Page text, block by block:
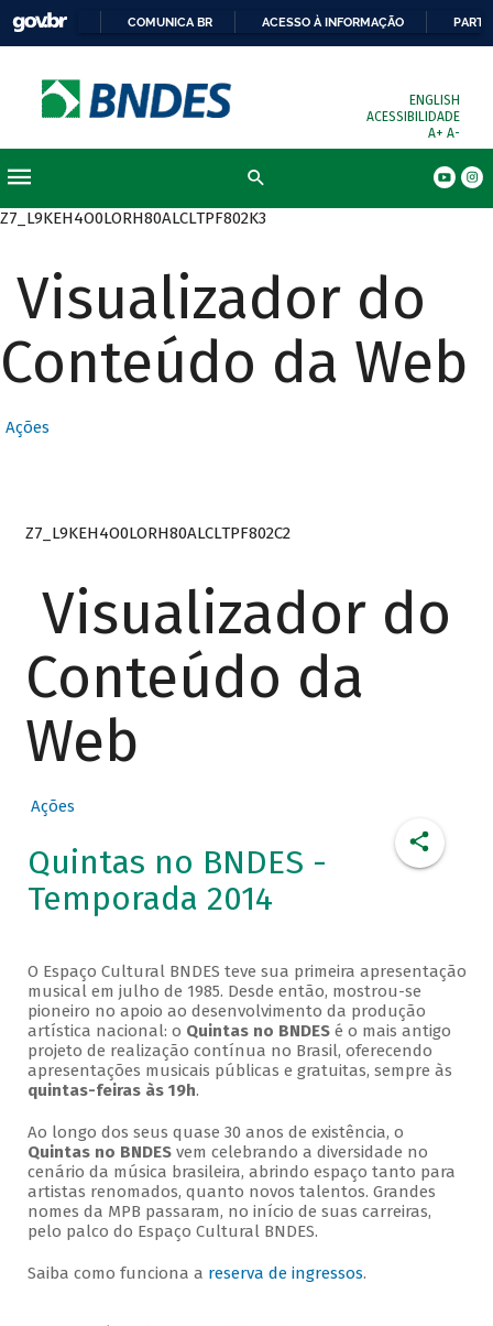
COMUNICA BR ACESSO À INFORMAÇÃO
ENGLISH
ACESSIBILIDADE
A+ A-
Z7_L9KEH4O0LORH80ALCLTPF802K3
Visualizador do
Conteúdo da Web
Ações
Z7_L9KEH4O0LORH80ALCLTPF802C2
Visualizador do
Conteúdo da
Web
Ações
Quintas no BNDES -
Temporada 2014
O Espaço Cultural BNDES teve sua primeira apresentação
musical em julho de 1985. Desde então, mostrou-se
pioneiro no apoio ao desenvolvimento da produção
artística nacional: o Quintas no BNDESé o mais antigo
projeto de realização contínua no Brasil, oferecendo
apresentações musicais públicas e gratuitas, sempre às
quintas-feiras às 19h.
Ao longo dos seus quase 30 anos de existência, o
Quintas no BNDESvem celebrando a diversidade no
cenário da música brasileira, abrindo espaço tanto para
artistas renomados, quanto novos talentos. Grandes
nomes da MPB passaram, no início de suas carreiras,
pelo palco do Espaço Cultural BNDES.
Saiba como funciona a reserva de ingressos.